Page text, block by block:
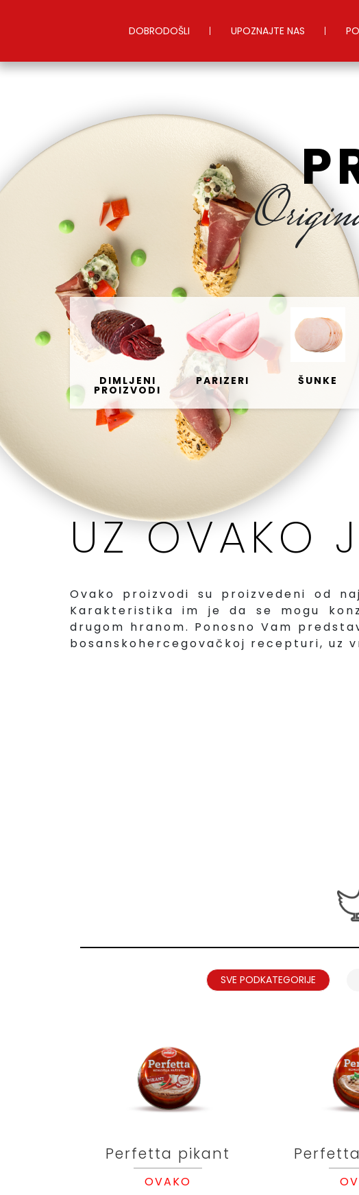
DOBRODOŠLI UPOZNAJTE NAS
DIMLJENI
PROIZVODI
PARIZERI ŠUNKE
UZ OVAKO
Ovako proizvodi su proizvedeni od
Karakteristika im je da se mogu
drugom hranom. Ponosno Vam
bosanskohercegovačkoj recepturi, uz
SVE PODKATEGORIJE
Perfetta pikant
OVAKO